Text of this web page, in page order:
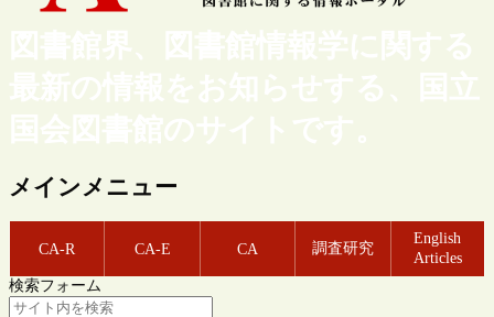
図書館界、図書館情報学に関する
最新の情報をお知らせする、国立
国会図書館のサイトです。
メインメニュー
CA-R CA-E CA 調査研究
English
Articles
検索フォーム